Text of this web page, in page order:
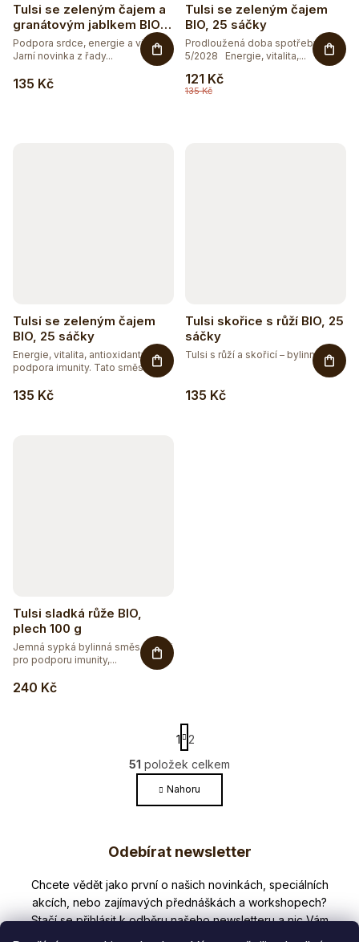
Tulsi se zeleným čajem a
granátovým jablkem BIO,
25 sáčky
135 Kč
Podpora srdce, energie a vitality.
Jarní novinka z řady...
Tulsi se zeleným čajem
BIO, 25 sáčky
135 Kč
121 Kč
Prodloužená doba spotřeby
5/2028 Energie, vitalita,...
Těžko po jídle?
Tulsi se zeleným čajem
BIO, 25 sáčky
135 Kč
Energie, vitalita, antioxidanty a
podpora imunity. Tato směs...
Tulsi skořice s růží BIO, 25
sáčky
135 Kč
Tulsi s růží a skořicí – bylinný...
Tulsi sladká růže BIO,
plech 100 g
240 Kč
Jemná sypká bylinná směs s Tulsi
pro podporu imunity,...
O
v
l
a
c
í
p
S
t
r
á
n
k
á
í
1
2
51 položek celkem
Nahoru
a
Odebírat newsletter
Nezmeškejte žádné novinky či slevy!